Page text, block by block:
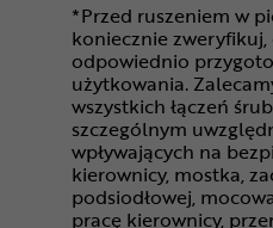
*Przed ruszeniem w
koniecznie zweryfikuj,
odpowiednio
użytkowania.
wszystkich łączeń
szczególnym
wpływających na
kierownicy, mostka,
podsiodłowej,
pracę kierownicy,